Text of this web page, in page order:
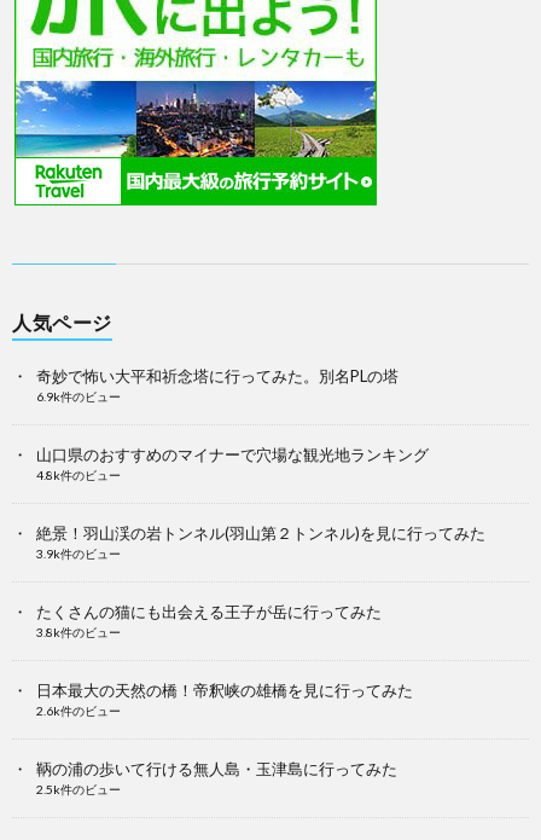
人気ページ
奇妙で怖い大平和祈念塔に行ってみた。別名PLの塔
6.9k件のビュー
山口県のおすすめのマイナーで穴場な観光地ランキング
4.8k件のビュー
絶景！羽山渓の岩トンネル(羽山第２トンネル)を見に行ってみた
3.9k件のビュー
たくさんの猫にも出会える王子が岳に行ってみた
3.8k件のビュー
日本最大の天然の橋！帝釈峡の雄橋を見に行ってみた
2.6k件のビュー
鞆の浦の歩いて行ける無人島・玉津島に行ってみた
2.5k件のビュー